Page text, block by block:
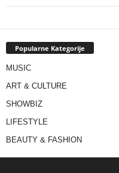
Popularne Kategorije
MUSIC
ART & CULTURE
SHOWBIZ
LIFESTYLE
BEAUTY & FASHION